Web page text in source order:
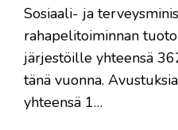
Sosiaali- ja
rahapelitoiminnan
järjestöille yhteensä
tänä vuonna.
yhteensä 1…